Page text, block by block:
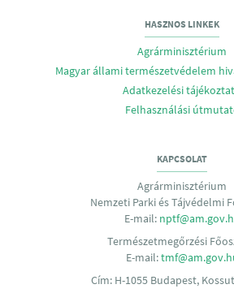
HASZNOS LINKEK
Agrárminisztérium
Magyar állami természetvédelem
Adatkezelési
Felhasználási
KAPCSOLAT
Agrárminisztérium
Nemzeti Parki és Tájvédelmi
E-mail:
Természetmegőrzési
E-mail:
Cím: H-1055 Budapest,